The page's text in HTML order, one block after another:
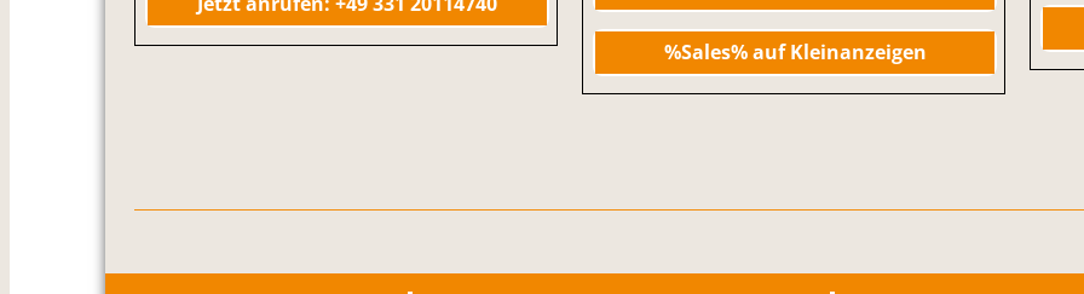
%Sales% auf Kleinanzeigen